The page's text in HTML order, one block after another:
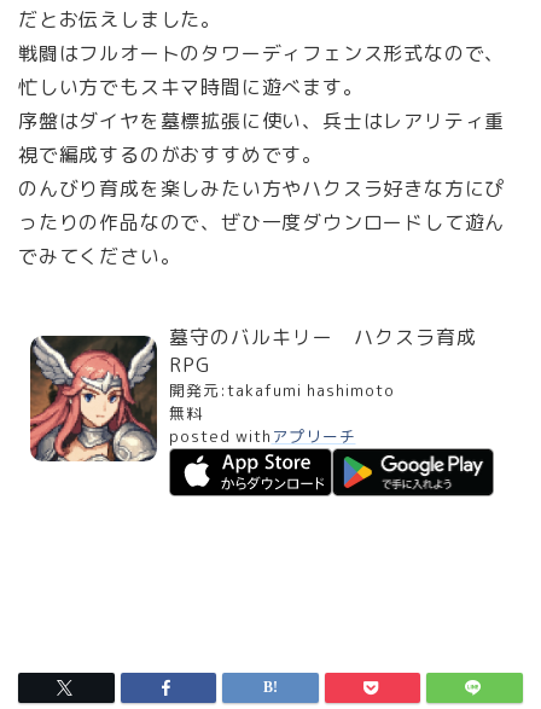
だとお伝えしました。
戦闘はフルオートのタワーディフェンス形式なので、
忙しい方でもスキマ時間に遊べます。
序盤はダイヤを墓標拡張に使い、兵士はレアリティ重
視で編成するのがおすすめです。
のんびり育成を楽しみたい方やハクスラ好きな方にぴ
ったりの作品なので、ぜひ一度ダウンロードして遊ん
でみてください。
墓守のバルキリー ハクスラ育成
RPG
開発元:takafumi hashimoto
無料
posted with アプリーチ